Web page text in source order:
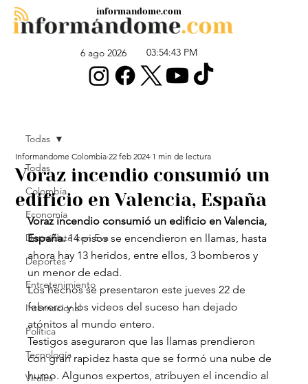
6 ago 2026 03:54:43 PM
informandome.com
Todas
Colombia
Economía
Desnúdate con Eva
Deportes
Entretenimiento
Internacional
Política
Tecnología
Virales
Todas
Voraz incendio consumió un
edificio en Valencia, España
Informandome Colombia 22 feb 2024 1 min de lectura
Voraz incendio consumió un edificio en Valencia,
España. 14 pisos se encendieron en llamas, hasta
ahora hay 13 heridos, entre ellos, 3 bomberos y
un menor de edad.
Los hechos se presentaron este jueves 22 de
febrero y los videos del suceso han dejado
atónitos al mundo entero.
Testigos aseguraron que las llamas prendieron
con gran rapidez hasta que se formó una nube de
humo. Algunos expertos, atribuyen el incendio al